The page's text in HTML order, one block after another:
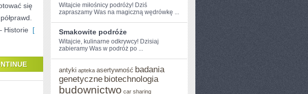
się
Historie [
Witajcie miłośnicy ​podróży! Dziś
zapraszamy Was na magiczną wędrówkę ...
Smakowite podróże
Witajcie, kulinarne​ odkrywcy! Dzisiaj
zabieramy Was w podróż po ...
antyki apteka asertywność badania
genetyczne biotechnologia
budownictwo car sharing